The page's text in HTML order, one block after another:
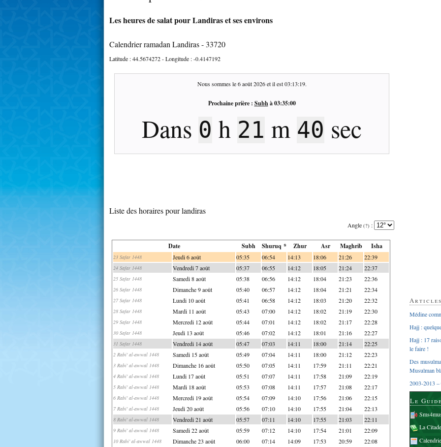
Les heures de salat pour Landiras et ses environs
Calendrier ramadan Landiras - 33720
Latitude :44.5674272- Longitude :-0.4147192
Nous sommes le6 août 2026et il est03:13:20.
Prochaine prière : Subhà03:35:00
Dans 0 h 21 m 39 sec
Liste des horaires pour landiras
Angle (?) :
Date Subh Shuruq * Zhur Asr Maghrib Isha
23 Safar 1448 Jeudi 6 août 05:35 06:54 14:13 18:06 21:26 22:39
24 Safar 1448 Vendredi 7 août 05:37 06:55 14:12 18:05 21:24 22:37
25 Safar 1448 Samedi 8 août 05:38 06:56 14:12 18:04 21:23 22:36
26 Safar 1448 Dimanche 9 août 05:40 06:57 14:12 18:04 21:21 22:34
27 Safar 1448 Lundi 10 août 05:41 06:58 14:12 18:03 21:20 22:32
28 Safar 1448 Mardi 11 août 05:43 07:00 14:12 18:02 21:19 22:30
29 Safar 1448 Mercredi 12 août 05:44 07:01 14:12 18:02 21:17 22:28
30 Safar 1448 Jeudi 13 août 05:46 07:02 14:12 18:01 21:16 22:27
31 Safar 1448 Vendredi 14 août 05:47 07:03 14:11 18:00 21:14 22:25
2 Rabi' al-awwal 1448 Samedi 15 août 05:49 07:04 14:11 18:00 21:12 22:23
3 Rabi' al-awwal 1448 Dimanche 16 août 05:50 07:05 14:11 17:59 21:11 22:21
4 Rabi' al-awwal 1448 Lundi 17 août 05:51 07:07 14:11 17:58 21:09 22:19
5 Rabi' al-awwal 1448 Mardi 18 août 05:53 07:08 14:11 17:57 21:08 22:17
6 Rabi' al-awwal 1448 Mercredi 19 août 05:54 07:09 14:10 17:56 21:06 22:15
7 Rabi' al-awwal 1448 Jeudi 20 août 05:56 07:10 14:10 17:55 21:04 22:13
8 Rabi' al-awwal 1448 Vendredi 21 août 05:57 07:11 14:10 17:55 21:03 22:11
9 Rabi' al-awwal 1448 Samedi 22 août 05:59 07:12 14:10 17:54 21:01 22:09
10 Rabi' al-awwal 1448 Dimanche 23 août 06:00 07:14 14:09 17:53 20:59 22:08
Médine
Hajj :
Hajj : 17
le faire !
Des
Musulman
2003-2013 –
Le
La